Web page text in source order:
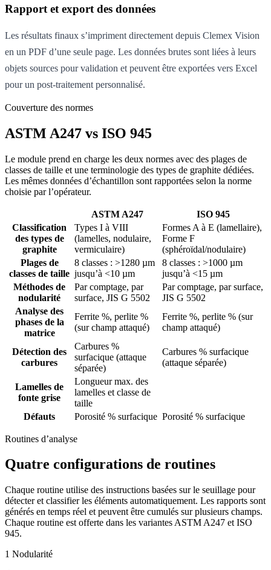
Rapport et export des données
Les résultats finaux s’impriment directement depuis Clemex Vision
en un PDF d’une seule page. Les données brutes sont liées à leurs
objets sources pour validation et peuvent être exportées vers Excel
pour un post-traitement personnalisé.
Couverture des normes
ASTM A247 vs ISO 945
Le module prend en charge les deux normes avec des plages de
classes de taille et une terminologie des types de graphite dédiées.
Les mêmes données d’échantillon sont rapportées selon la norme
choisie par l’opérateur.
ASTM A247
ISO 945
Classification
des types de
graphite
Types I à VIII
(lamelles, nodulaire,
vermiculaire)
Formes A à E (lamellaire),
Forme F
(sphéroïdal/nodulaire)
Plages de
classes de taille
8 classes : >1280 µm
jusqu’à <10 µm
8 classes : >1000 µm
jusqu’à <15 µm
Méthodes de
nodularité
Par comptage, par
surface, JIS G 5502
Par comptage, par surface,
JIS G 5502
Analyse des
phases de la
matrice
Ferrite %, perlite %
(sur champ attaqué)
Ferrite %, perlite % (sur
champ attaqué)
Détection des
carbures
Carbures %
surfacique (attaque
séparée)
Carbures % surfacique
(attaque séparée)
Lamelles de
fonte grise
Longueur max. des
lamelles et classe de
taille
Défauts
Porosité % surfacique Porosité % surfacique
Routines d’analyse
Quatre configurations de routines
Chaque routine utilise des instructions basées sur le seuillage pour
détecter et classifier les éléments automatiquement. Les rapports sont
générés en temps réel et peuvent être cumulés sur plusieurs champs.
Chaque routine est offerte dans les variantes ASTM A247 et ISO
945.
1 Nodularité